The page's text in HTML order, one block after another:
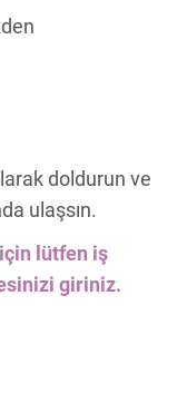
doldurun ve
ulaşsın.
lütfen iş
giriniz.